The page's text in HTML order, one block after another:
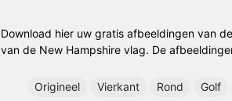
Download hier uw gratis afbeeldingen van
van de New Hampshire vlag. De
Origineel Vierkant Rond Golf